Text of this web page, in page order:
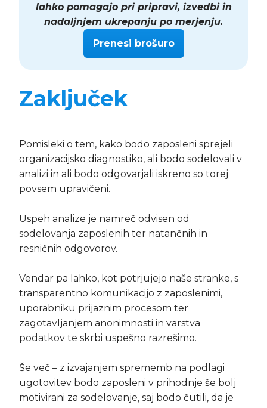
lahko pomagajo pri pripravi, izvedbi in
nadaljnjem ukrepanju po merjenju.
Prenesi brošuro
Zaključek
Pomisleki o tem, kako bodo zaposleni sprejeli
organizacijsko diagnostiko, ali bodo sodelovali v
analizi in ali bodo odgovarjali iskreno so torej
povsem upravičeni.
Uspeh analize je namreč odvisen od
sodelovanja zaposlenih ter natančnih in
resničnih odgovorov.
Vendar pa lahko, kot potrjujejo naše stranke, s
transparentno komunikacijo z zaposlenimi,
uporabniku prijaznim procesom ter
zagotavljanjem anonimnosti in varstva
podatkov te skrbi uspešno razrešimo.
Še več – z izvajanjem sprememb na podlagi
ugotovitev bodo zaposleni v prihodnje še bolj
motivirani za sodelovanje, saj bodo čutili, da je